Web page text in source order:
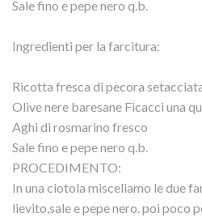
Sale fino e pepe nero q.b.
Ingredienti per la farcitura:
Ricotta fresca di pecora
Olive nere baresane Ficacci una
Aghi di rosmarino fresco
Sale fino e pepe nero q.b.
PROCEDIMENTO:
In una ciotola misceliamo le due
lievito,sale e pepe nero. poi poco